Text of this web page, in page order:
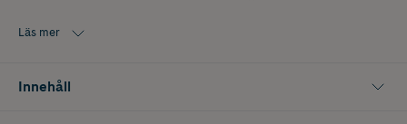
Med plats för flera flaskor och tillbehör samtidigt är det ett effektivt
UBBI OTG Torkställ är ett smart val för moderna föräldrar som vill
Läs mer
Innehåll